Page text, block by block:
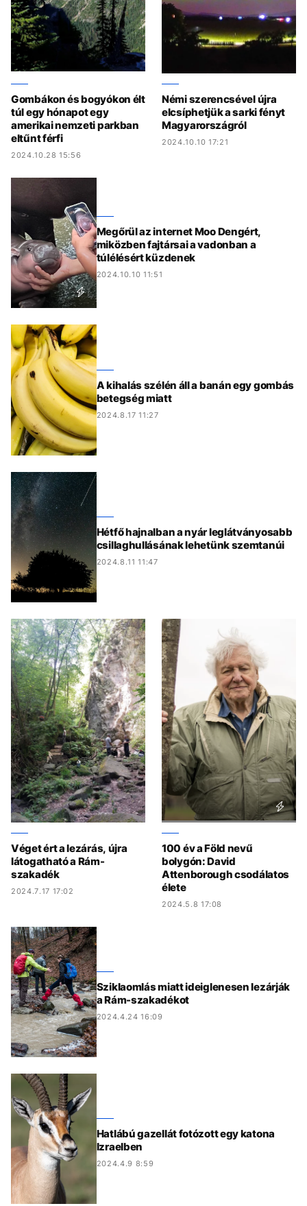
Gombákon és bogyókon élt
túl egy hónapot egy
amerikai nemzeti parkban
eltűnt férfi
2024.10.28 15:56
Némi szerencsével újra
elcsíphetjük a sarki fényt
Magyarországról
2024.10.10 17:21
Megőrül az internet Moo Dengért,
miközben fajtársai a vadonban a
túlélésért küzdenek
2024.10.10 11:51
A kihalás szélén áll a banán egy gombás
betegség miatt
2024.8.17 11:27
Hétfő hajnalban a nyár leglátványosabb
csillaghullásának lehetünk szemtanúi
2024.8.11 11:47
Véget ért a lezárás, újra
látogatható a Rám-
szakadék
2024.7.17 17:02
100 év a Föld nevű
bolygón: David
Attenborough csodálatos
élete
2024.5.8 17:08
Sziklaomlás miatt ideiglenesen lezárják
a Rám-szakadékot
2024.4.24 16:09
Hatlábú gazellát fotózott egy katona
Izraelben
2024.4.9 8:59